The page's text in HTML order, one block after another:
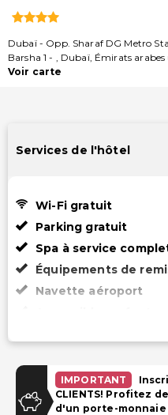
Dubaï- Opp. Sharaf DG Metro
Barsha 1 - , Dubaï, Émirats arabes
Voir carte
Services de l'hôtel
Wi-Fi gratuit
Parking gratuit
Spa à service
Équipements de
Navette aéroport
Internet
Internet par câble
Wi-Fi gratuit
IMPORTANT
CLIENTS! Profitez de
d'un porte-monnaie